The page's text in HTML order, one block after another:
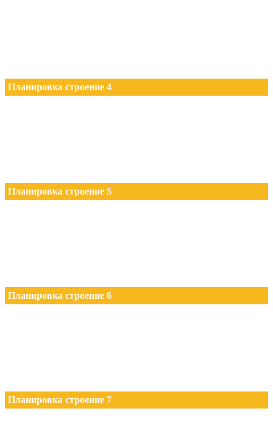
Планировка строение 4
Планировка строение 5
Планировка строение 6
Планировка строение 7